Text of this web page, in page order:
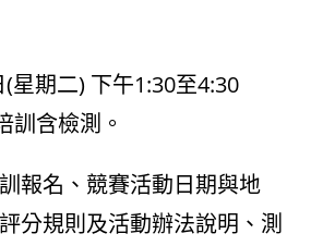
星期二) 下午1:30至4:30
訓含檢測。
報名、競賽活動日期與地
分規則及活動辦法說明、測